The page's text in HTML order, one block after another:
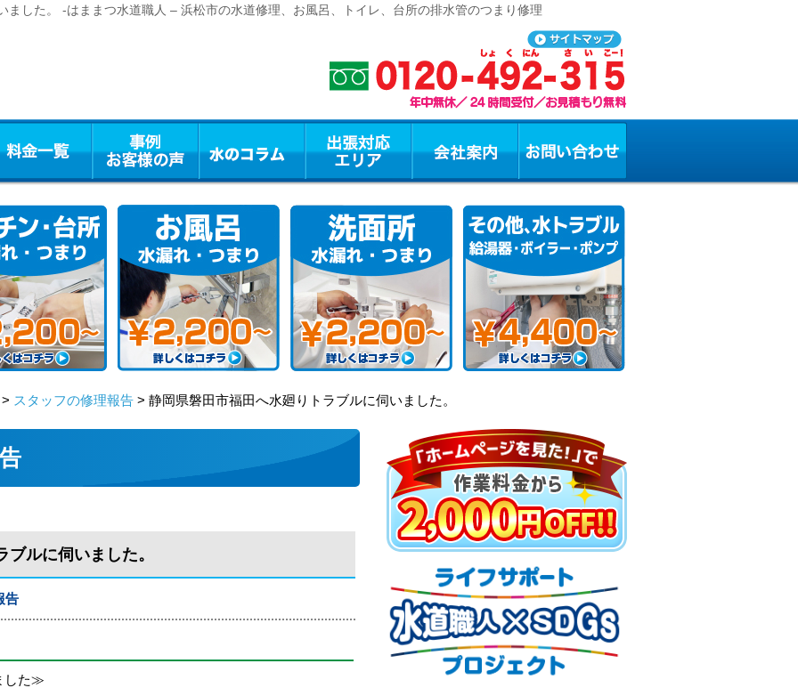
ました。 -はままつ水道職人 – 浜松市の水道修理、お風呂、トイレ、台所の排水管のつまり修理
スタッフの修理報告 > 静岡県磐田市福田へ水廻りトラブルに伺いました。
ルに伺いました。
告
した≫